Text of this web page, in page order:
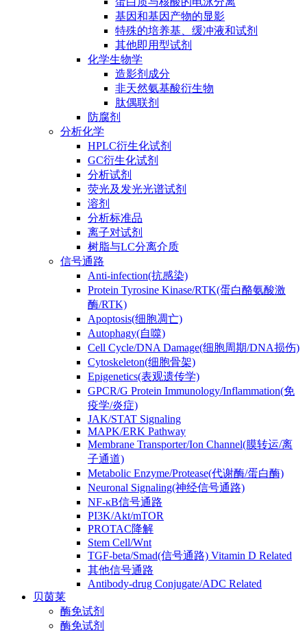
基因和基因产物的显影
特殊的培养基、缓冲液和试剂
其他即用型试剂
化学生物学
造影剂成分
非天然氨基酸衍生物
肽偶联剂
防腐剂
分析化学
HPLC衍生化试剂
GC衍生化试剂
分析试剂
荧光及发光光谱试剂
溶剂
分析标准品
离子对试剂
树脂与LC分离介质
信号通路
Anti-infection(抗感染)
Protein Tyrosine Kinase/RTK(蛋白酪氨酸激
酶/RTK)
Apoptosis(细胞凋亡)
Autophagy(自噬)
Cell Cycle/DNA Damage(细胞周期/DNA损伤)
Cytoskeleton(细胞骨架)
Epigenetics(表观遗传学)
GPCR/G Protein Immunology/Inflammation(免
疫学/炎症)
JAK/STAT Signaling
MAPK/ERK Pathway
Membrane Transporter/Ion Channel(膜转运/离
子通道)
Metabolic Enzyme/Protease(代谢酶/蛋白酶)
Neuronal Signaling(神经信号通路)
NF-κB信号通路
PI3K/Akt/mTOR
PROTAC降解
Stem Cell/Wnt
TGF-beta/Smad(信号通路) Vitamin D Related
其他信号通路
Antibody-drug Conjugate/ADC Related
贝茵莱
酶免试剂
酶免试剂